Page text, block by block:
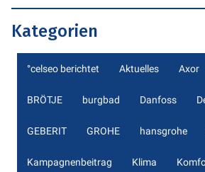
Kategorien
°celseo berichtet Aktuelles Axor
BRÖTJE burgbad Danfoss
GEBERIT GROHE hansgrohe
Kampagnenbeitrag Klima